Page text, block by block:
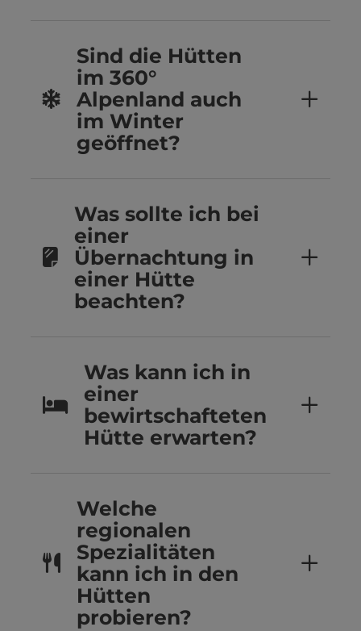
Sind die Hütten
im 360°
Alpenland auch
im Winter
geöffnet?
Was sollte ich bei
einer
Übernachtung in
einer Hütte
beachten?
Was kann ich in
einer
bewirtschafteten
Hütte erwarten?
Welche
regionalen
Spezialitäten
kann ich in den
Hütten
probieren?